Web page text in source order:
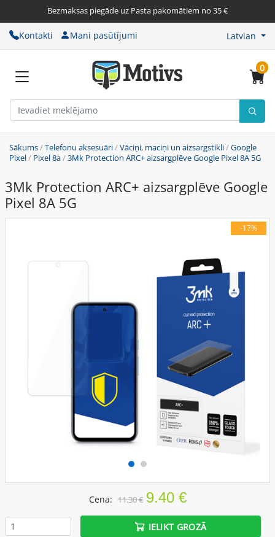
Bezmaksas piegāde uz Pasta pakomātiem no 35 €
Kontakti Mani pasūtījumi Latvian
0
Sākums/Telefonu aksesuāri/Vāciņi, maciņi un aizsargstikli/Google
Pixel/ Pixel 8a/3Mk Protection ARC+ aizsargplēve Google Pixel 8A 5G
3Mk Protection ARC+ aizsargplēve Google
Pixel 8A 5G
-17%
Cena: 11.30 € 9.40 €
IELIKT GROZĀ